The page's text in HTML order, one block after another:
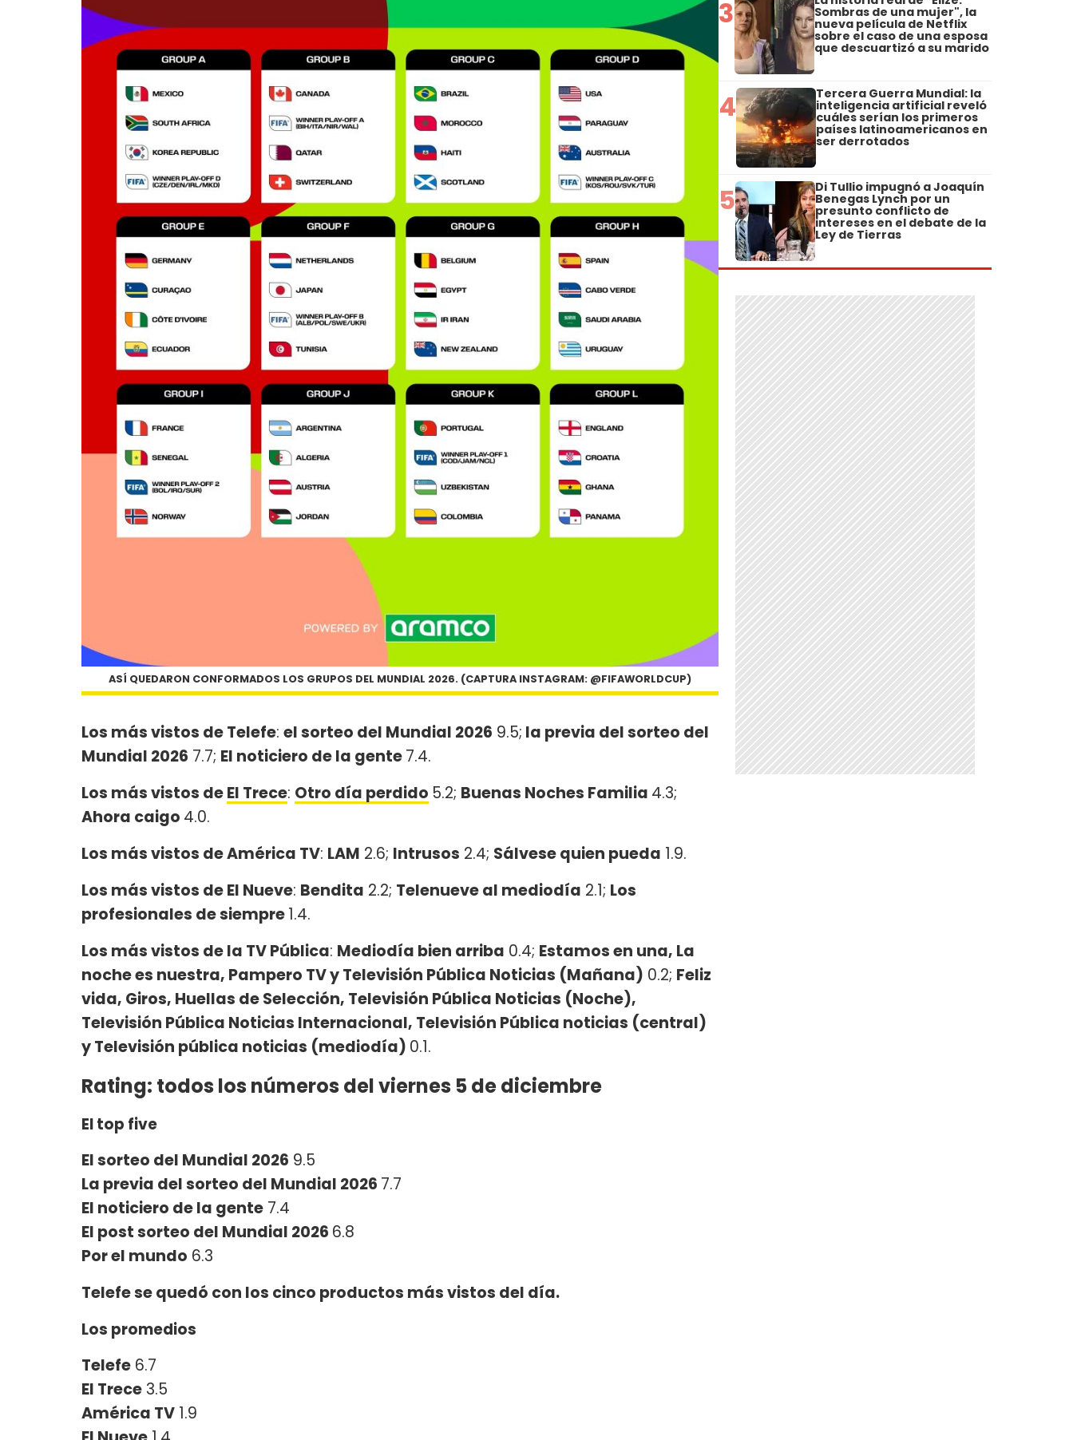
ASÍ QUEDARON CONFORMADOS LOS GRUPOS DEL MUNDIAL 2026. (CAPTURA INSTAGRAM: @FIFAWORLDCUP)
Los más vistos de Telefe: el sorteo del Mundial 2026 9.5; la previa del sorteo del
Mundial 2026 7.7; El noticiero de la gente7.4.
Los más vistos deEl Trece: Otro día perdido 5.2; Buenas Noches Familia 4.3;
Ahora caigo 4.0.
Los más vistos de América TV: LAM 2.6; Intrusos 2.4; Sálvese quien pueda 1.9.
Los más vistos de El Nueve: Bendita 2.2; Telenueve al mediodía 2.1; Los
profesionales de siempre1.4.
Los más vistos de la TV Pública: Mediodía bien arriba 0.4; Estamos en una, La
noche es nuestra, Pampero TV y Televisión Pública Noticias (Mañana) 0.2; Feliz
vida, Giros, Huellas de Selección, Televisión Pública Noticias (Noche),
Televisión Pública Noticias Internacional, Televisión Pública noticias (central)
y Televisión pública noticias (mediodía) 0.1.
Rating: todos los números del viernes 5 de diciembre
El top five
El sorteo del Mundial 2026 9.5
La previa del sorteo del Mundial 2026 7.7
El noticiero de la gente 7.4
El post sorteo del Mundial 2026 6.8
Por el mundo 6.3
Telefe se quedó con los cinco productos más vistos del día.
Los promedios
Telefe 6.7
El Trece 3.5
América TV 1.9
3 Sombras de una mujer", la
nueva película de Netflix
sobre el caso de una esposa
que descuartizó a su marido
4 Tercera Guerra Mundial: la
inteligencia artificial reveló
cuáles serían los primeros
países latinoamericanos en
ser derrotados
5 Di Tullio impugnó a Joaquín
Benegas Lynch por un
presunto conflicto de
intereses en el debate de la
Ley de Tierras